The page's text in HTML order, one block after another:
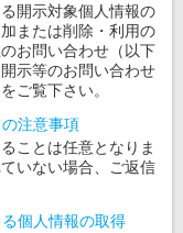
開示対象個人情報の
または削除・利用の
お問い合わせ（以下
示等のお問い合わせ
ご覧下さい。
注意事項
ことは任意となりま
いない場合、ご返信
個人情報の取得